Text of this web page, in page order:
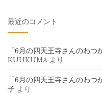
最近のコメント
「6月の四天王寺さんのわつ
KUUKUMA より
「6月の四天王寺さんのわつ
子 より